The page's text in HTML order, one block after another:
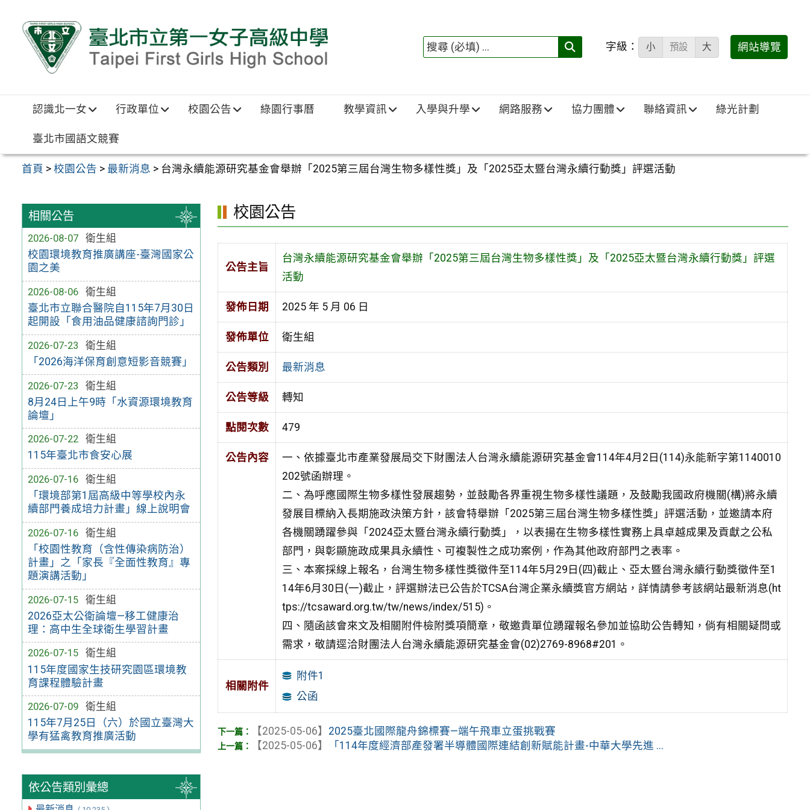
搜
填)：
字級： 小 預設 大 網站導覽
認識北一女 行政單位 校園公告 綠園行事曆 教學資訊 入學與升學 網路服務 協力團體 聯絡資訊 綠光計劃
臺北市國語文競賽
首頁 >校園公告 > 最新消息 > 台灣永續能源研究基金會舉辦「2025第三屆台灣生物多樣性獎」及「2025亞太暨台灣永續行動獎」評選活動
相關公告
2026-08-07
衛生組
校園環境教育推廣講座-臺灣國家公
園之美
2026-08-06
衛生組
臺北市立聯合醫院自115年7月30日
起開設「食用油品健康諮詢門診」
2026-07-23
衛生組
「2026海洋保育創意短影音競賽」
2026-07-23
衛生組
8月24日上午9時「水資源環境教育
論壇」
2026-07-22
衛生組
115年臺北市食安心展
2026-07-16
衛生組
「環境部第1屆高級中等學校內永
續部門養成培力計畫」線上說明會
2026-07-16
衛生組
「校園性教育（含性傳染病防治）
計畫」之「家長『全面性教育』專
題演講活動」
2026-07-15
衛生組
2026亞太公衛論壇—移工健康治
理：高中生全球衛生學習計畫
2026-07-15
衛生組
115年度國家生技研究園區環境教
育課程體驗計畫
2026-07-09
衛生組
115年7月25日（六）於國立臺灣大
學有猛禽教育推廣活動
依公告類別彙總
校園公告
公告主旨
台灣永續能源研究基金會舉辦「2025第三屆台灣生物多樣性獎」及「2025亞太暨台灣永續行動獎」評選
活動
發佈日期 2025 年 5 月 06 日
發佈單位 衛生組
公告類別 最新消息
公告等級 轉知
點閱次數 479
公告內容
一、依據臺北市產業發展局交下財團法人台灣永續能源研究基金會114年4月2日(114)永能新字第1140010
202號函辦理。
二、為呼應國際生物多樣性發展趨勢，並鼓勵各界重視生物多樣性議題，及鼓勵我國政府機關(構)將永續
發展目標納入長期施政決策方針，該會特舉辦「2025第三屆台灣生物多樣性獎」評選活動，並邀請本府
各機關踴躍參與「2024亞太暨台灣永續行動獎」，以表揚在生物多樣性實務上具卓越成果及貢獻之公私
部門，與彰顯施政成果具永續性、可複製性之成功案例，作為其他政府部門之表率。
三、本案採線上報名，台灣生物多樣性獎徵件至114年5月29日(四)截止、亞太暨台灣永續行動獎徵件至1
14年6月30日(一)截止，評選辦法已公告於TCSA台灣企業永續獎官方網站，詳情請參考該網站最新消息(ht
tps://tcsaward.org.tw/tw/news/index/515)。
四、隨函該會來文及相關附件檢附獎項簡章，敬邀貴單位踴躍報名參加並協助公告轉知，倘有相關疑問或
需求，敬請逕洽財團法人台灣永續能源研究基金會(02)2769-8968#201。
相關附件
附件1
公函
【2025-05-06】 2025臺北國際龍舟錦標賽—端午飛車立蛋挑戰賽
【2025-05-06】
「114年度經濟部產發署半導體國際連結創新賦能計畫-中華大學先進 ...